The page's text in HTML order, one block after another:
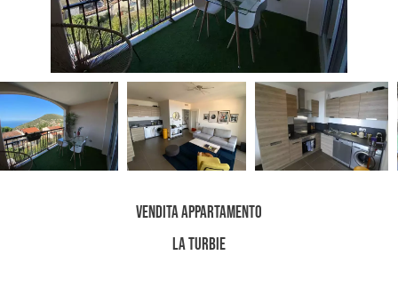
Vendita Appartamento
La Turbie